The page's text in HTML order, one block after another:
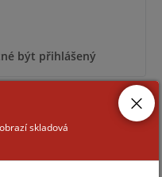
být přihlášený
6 ALL
skladová